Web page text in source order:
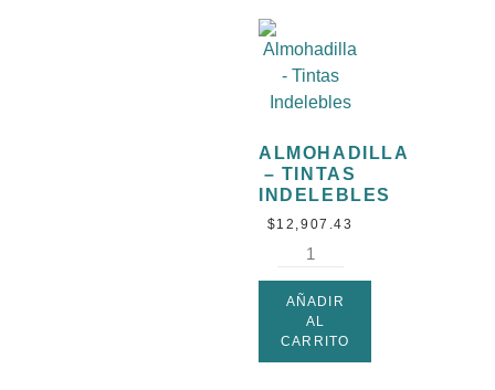
ALMOHADILLA
– TINTAS
INDELEBLES
$12,907.43
AÑADIR
AL
CARRITO